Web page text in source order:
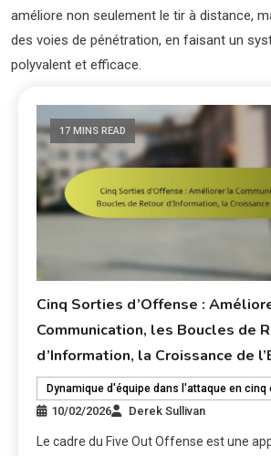
améliore non seulement le tir à distance,
des voies de pénétration, en faisant un
polyvalent et efficace.
17 MINS READ
Cinq Sorties d’Offense :
Communication, les Boucles de
d’Information, la Croissance de
Dynamique d'équipe dans l'attaque en cinq
10/02/2026 Derek Sullivan
Le cadre du Five Out Offense est une